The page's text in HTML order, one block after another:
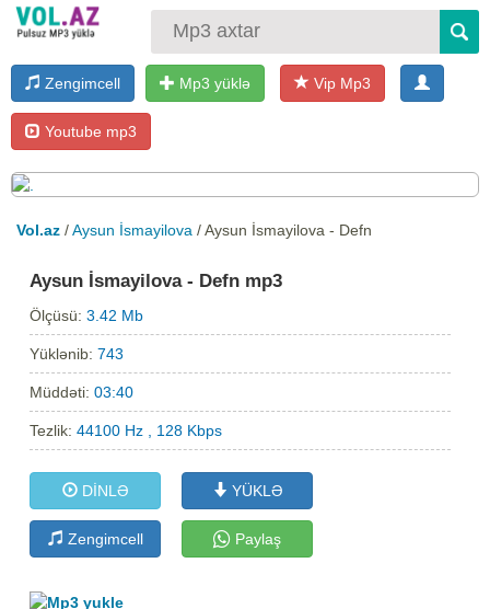
Zengimcell Mp3 yüklə Vip Mp3
Youtube mp3
Vol.az /Aysun İsmayilova / Aysun İsmayilova - Defn
Aysun İsmayilova - Defn mp3
Ölçüsü:3.42 Mb
Yüklənib:743
Müddəti:03:40
Tezlik:44100 Hz , 128 Kbps
DİNLƏ YÜKLƏ
Zengimcell Paylaş